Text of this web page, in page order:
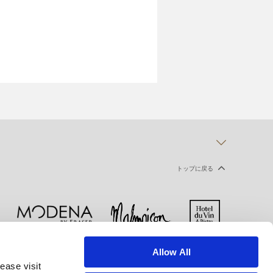
visit
Allow All
トップに戻る
クッキー宣言 ご利用規約